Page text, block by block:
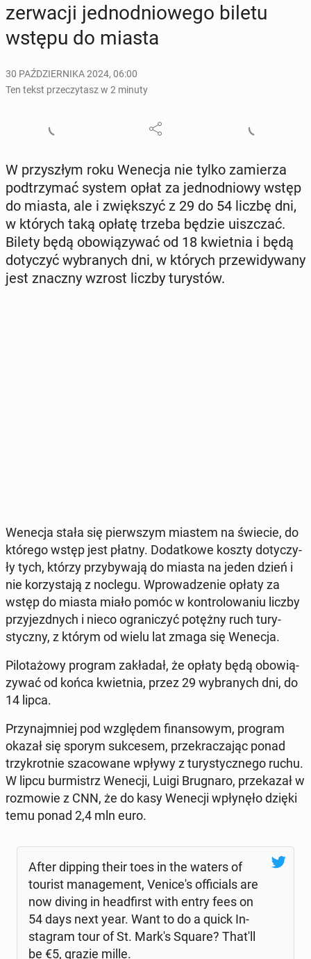
zer­wa­cji jed­no­dnio­we­go biletu
wstępu do miasta
30 PAŹDZIERNIKA 2024, 06:00
Ten tekst przeczytasz w 2 minuty
W przy­szłym roku Wenecja nie tylko za­mie­rza
pod­trzy­mać system opłat za jed­no­dnio­wy wstęp
do miasta, ale i zwięk­szyć z 29 do 54 liczbę dni,
w których taką opłatę trzeba będzie uisz­czać.
Bilety będą obo­wią­zy­wać od 18 kwiet­nia i będą
do­ty­czyć wy­bra­nych dni, w których prze­wi­dy­wa­ny
jest znaczny wzrost liczby tu­ry­stów.
Wenecja stała się pierw­szym miastem na świecie, do
którego wstęp jest płatny. Do­dat­ko­we koszty do­ty­czy­
ły tych, którzy przy­by­wa­ją do miasta na jeden dzień i
nie ko­rzy­sta­ją z noclegu. Wpro­wa­dze­nie opłaty za
wstęp do miasta miało pomóc w kon­tro­lo­wa­niu liczby
przy­jezd­nych i nieco ogra­ni­czyć potężny ruch tu­ry­
stycz­ny, z którym od wielu lat zmaga się Wenecja.
Pi­lo­ta­żo­wy program za­kła­dał, że opłaty będą obo­wią­
zy­wać od końca kwiet­nia, przez 29 wy­bra­nych dni, do
14 lipca.
Przy­najm­niej pod wzglę­dem fi­nan­so­wym, program
okazał się sporym suk­ce­sem, prze­kra­cza­jąc ponad
trzy­krot­nie sza­co­wa­ne wpływy z tu­ry­stycz­ne­go ruchu.
W lipcu bur­mistrz Wenecji, Luigi Bru­gna­ro, prze­ka­zał w
roz­mo­wie z CNN, że do kasy Wenecji wpły­nę­ło dzięki
temu ponad 2,4 mln euro.
After dipping their toes in the waters of
tourist ma­na­ge­ment, Ve­ni­ce­'s of­fi­cials are
now diving in he­ad­first with entry fees on
54 days next year. Want to do a quick In­
sta­gram tour of St. Mark's Square? That'll
be €5, grazie mille.